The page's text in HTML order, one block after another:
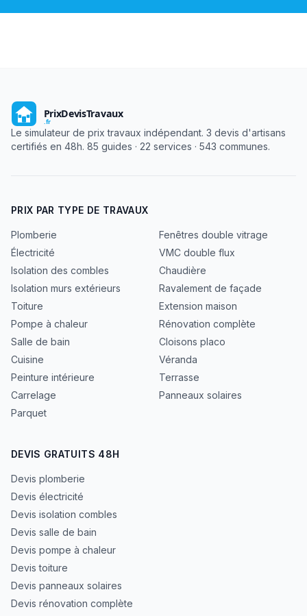
Le simulateur de prix travaux indépendant. 3 devis d'artisans
certifiés en 48h. 85 guides · 22 services · 543 communes.
PRIX PAR TYPE DE TRAVAUX
Plomberie
Électricité
Isolation des combles
Isolation murs extérieurs
Toiture
Pompe à chaleur
Salle de bain
Cuisine
Peinture intérieure
Carrelage
Parquet
Fenêtres double vitrage
VMC double flux
Chaudière
Ravalement de façade
Extension maison
Rénovation complète
Cloisons placo
Véranda
Terrasse
Panneaux solaires
DEVIS GRATUITS 48H
Devis plomberie
Devis électricité
Devis isolation combles
Devis salle de bain
Devis pompe à chaleur
Devis toiture
Devis panneaux solaires
Devis rénovation complète